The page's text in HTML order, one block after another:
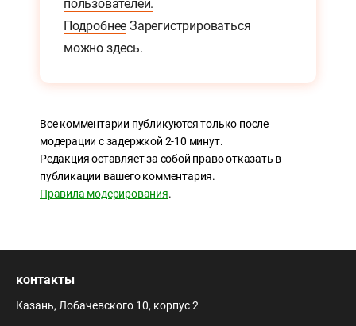
пользователей.
Подробнее Зарегистрироваться
можно здесь.
Все комментарии публикуются только после
модерации с задержкой 2-10 минут.
Редакция оставляет за собой право отказать в
публикации вашего комментария.
Правила модерирования.
контакты
Казань, Лобачевского 10, корпус 2